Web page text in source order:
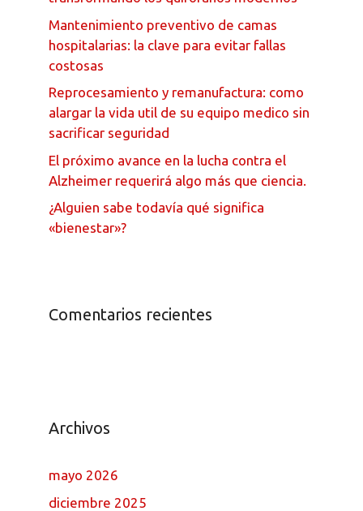
Mantenimiento preventivo de camas
hospitalarias: la clave para evitar fallas
costosas
Reprocesamiento y remanufactura: como
alargar la vida util de su equipo medico sin
sacrificar seguridad
El próximo avance en la lucha contra el
Alzheimer requerirá algo más que ciencia.
¿Alguien sabe todavía qué significa
«bienestar»?
Comentarios recientes
Archivos
mayo 2026
diciembre 2025